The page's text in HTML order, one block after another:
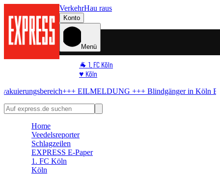
VerkehrHau raus
Konto
Menü
🐐 1. FC Köln
♥️ Köln
🏆 Sport
+++ EILMELDUNG +++Blindgänger in KölnBombe im
Home
Veedelsreporter
Schlagzeilen
EXPRESS E-Paper
1. FC Köln
Köln